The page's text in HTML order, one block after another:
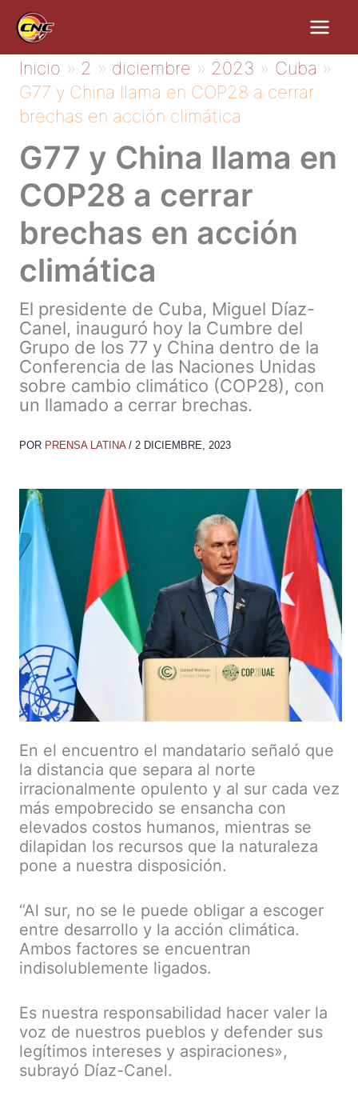
contenido
Inicio 2 diciembre 2023
Cuba
G77 y China llama en COP28 a cerrar
brechas en acción climática
G77 y China llama en
COP28 a cerrar
brechas en acción
climática
El presidente de Cuba, Miguel Díaz-
Canel, inauguró hoy la Cumbre del
Grupo de los 77 y China dentro de la
Conferencia de las Naciones Unidas
sobre cambio climático (COP28), con
un llamado a cerrar brechas.
POR PRENSA LATINA / 2 DICIEMBRE, 2023
En el encuentro el mandatario señaló que
la distancia que separa al norte
irracionalmente opulento y al sur cada vez
más empobrecido se ensancha con
elevados costos humanos, mientras se
dilapidan los recursos que la naturaleza
pone a nuestra disposición.
“Al sur, no se le puede obligar a escoger
entre desarrollo y la acción climática.
Ambos factores se encuentran
indisolublemente ligados.
Es nuestra responsabilidad hacer valer la
voz de nuestros pueblos y defender sus
legítimos intereses y aspiraciones»,
subrayó Díaz-Canel.